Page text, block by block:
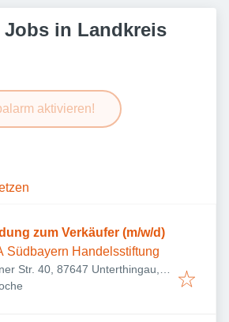
Jobs in Landkreis
aktivieren!
zum Verkäufer (m/w/d)
Südbayern Handelsstiftung
Str. 40, 87647 Unterthingau,